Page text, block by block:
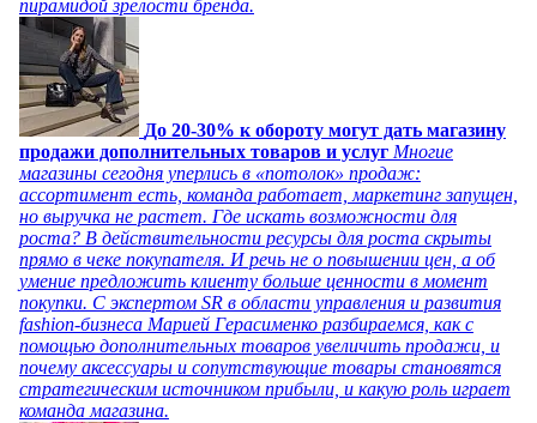
пирамидой зрелости бренда.
До 20-30% к обороту могут дать магазину
продажи дополнительных товаров и услуг Многие
магазины сегодня уперлись в «потолок» продаж:
ассортимент есть, команда работает, маркетинг запущен,
но выручка не растет. Где искать возможности для
роста? В действительности ресурсы для роста скрыты
прямо в чеке покупателя. И речь не о повышении цен, а об
умение предложить клиенту больше ценности в момент
покупки. С экспертом SR в области управления и развития
fashion-бизнеса Марией Герасименко разбираемся, как с
помощью дополнительных товаров увеличить продажи, и
почему аксессуары и сопутствующие товары становятся
стратегическим источником прибыли, и какую роль играет
команда магазина.